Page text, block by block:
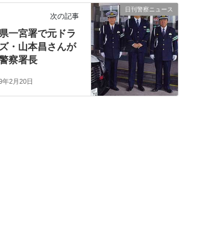
日刊警察ニュース
次の記事
一宮署で元ドラ
・山本昌さんが
察署長
年2月20日